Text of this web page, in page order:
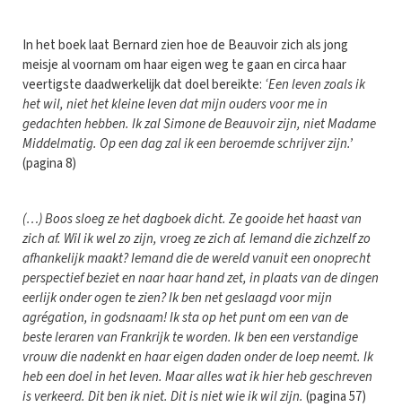
In het boek laat Bernard zien hoe de Beauvoir zich als jong
meisje al voornam om haar eigen weg te gaan en circa haar
veertigste daadwerkelijk dat doel bereikte: ‘Een leven zoals ik
het wil, niet het kleine leven dat mijn ouders voor me in
gedachten hebben. Ik zal Simone de Beauvoir zijn, niet Madame
Middelmatig. Op een dag zal ik een beroemde schrijver zijn.’
(pagina 8)
(…) Boos sloeg ze het dagboek dicht. Ze gooide het haast van
zich af. Wil ik wel zo zijn, vroeg ze zich af. Iemand die zichzelf zo
afhankelijk maakt? Iemand die de wereld vanuit een onoprecht
perspectief beziet en naar haar hand zet, in plaats van de dingen
eerlijk onder ogen te zien? Ik ben net geslaagd voor mijn
agrégation, in godsnaam! Ik sta op het punt om een van de
beste leraren van Frankrijk te worden. Ik ben een verstandige
vrouw die nadenkt en haar eigen daden onder de loep neemt. Ik
heb een doel in het leven. Maar alles wat ik hier heb geschreven
is verkeerd. Dit ben ik niet. Dit is niet wie ik wil zijn. (pagina 57)